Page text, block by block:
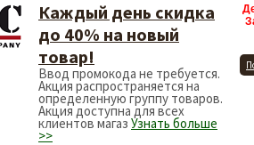
Каждый день скидка
до 40% на новый
товар!
Ввод промокода не требуется.
Акция распространяется на
определенную группу товаров.
Акция доступна для всех
клиентов магаз Узнать больше
>>